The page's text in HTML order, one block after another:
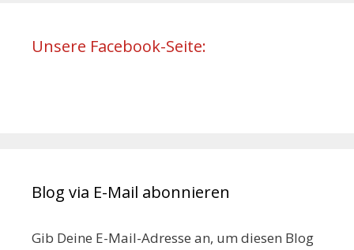
Unsere Facebook-Seite:
Blog via E-Mail abonnieren
Gib Deine E-Mail-Adresse an, um diesen Blog